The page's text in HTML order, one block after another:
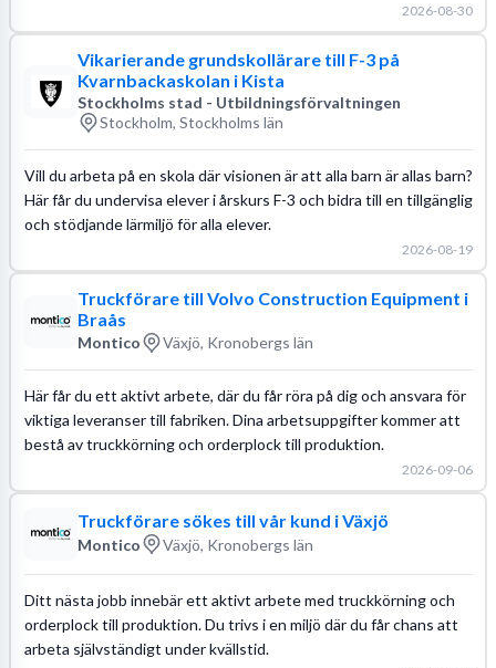
2026-08-30
Vikarierande grundskollärare till F-3 på
Kvarnbackaskolan i Kista
Stockholms stad - Utbildningsförvaltningen
Stockholm, Stockholms län
Vill du arbeta på en skola där visionen är att alla barn är allas barn?
Här får du undervisa elever i årskurs F-3 och bidra till en tillgänglig
och stödjande lärmiljö för alla elever.
2026-08-19
Truckförare till Volvo Construction Equipment i
Braås
Montico Växjö, Kronobergs län
Här får du ett aktivt arbete, där du får röra på dig och ansvara för
viktiga leveranser till fabriken. Dina arbetsuppgifter kommer att
bestå av truckkörning och orderplock till produktion.
2026-09-06
Truckförare sökes till vår kund i Växjö
Montico Växjö, Kronobergs län
Ditt nästa jobb innebär ett aktivt arbete med truckkörning och
orderplock till produktion. Du trivs i en miljö där du får chans att
arbeta självständigt under kvällstid.